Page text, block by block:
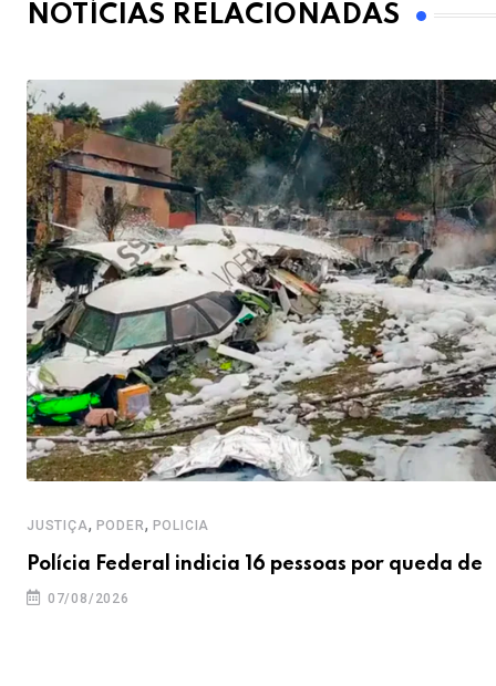
NOTÍCIAS RELACIONADAS
JUSTIÇA, PODER, POLICIA
Polícia Federal indicia 16 pessoas por queda de
07/08/2026